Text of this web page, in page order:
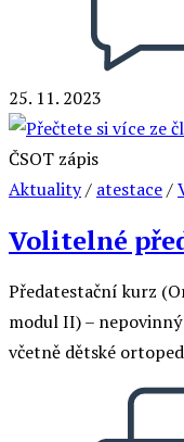
25. 11. 2023
ČSOT zápis
Aktuality/ atestace/
Volitelné
Předatestační kurz
modul II) –
včetně dětské